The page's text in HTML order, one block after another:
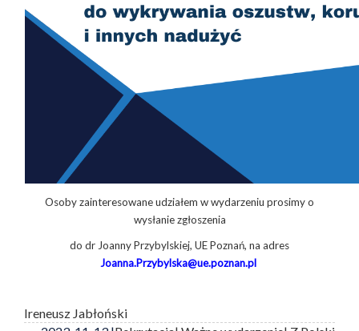
Osoby zainteresowane udziałem w wydarzeniu prosimy o
wysłanie zgłoszenia
do dr Joanny Przybylskiej, UE Poznań, na adres
Joanna.Przybylska@ue.poznan.pl
Ireneusz Jabłoński